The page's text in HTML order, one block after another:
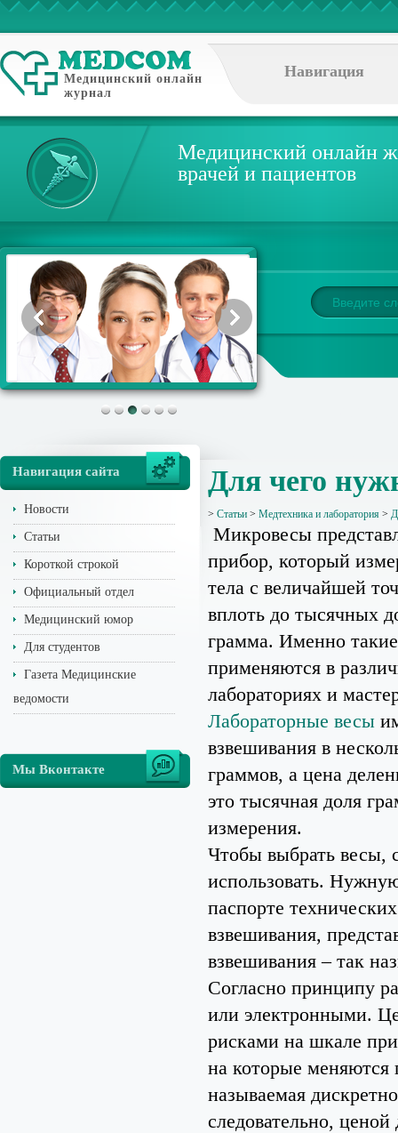
Медицинский онлайн
журнал
Навигация
Медицинский онлайн
врачей и пациентов
Навигация сайта
Новости
Статьи
Короткой строкой
Официальный отдел
Медицинский юмор
Для студентов
Газета Медицинские
ведомости
Мы Вконтакте
Для чего
> Статьи > Медтехника и лаборатория >
Микровесы
прибор, который
тела с величайшей
вплоть до тысячных
грамма. Именно
применяются в
лабораториях и
Лабораторные весы
взвешивания в
граммов, а цена
это тысячная доля
измерения.
Чтобы выбрать весы,
использовать.
паспорте
взвешивания,
взвешивания – так
Согласно принципу
или электронными.
рисками на шкале
на которые меняются
называемая
следовательно,